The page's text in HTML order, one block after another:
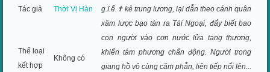
g.ï.ế.✝ kẻ trung lương, lại dẫn theo cánh quân
xâm lược bạo tàn ra Tái Ngoại, đẩy biết bao
con người vào cơn nước lửa tang thương,
khiến tám phương chấn động. Người trong
giang hồ vô cùng căm phẫn, liên tiếp nổi lên...
Tác giả Thời Vị Hàn
Thể loại
kết hợp
Không có